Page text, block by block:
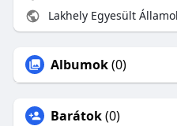
Lakhely Egyesült
Albumok(0)
Barátok(0)